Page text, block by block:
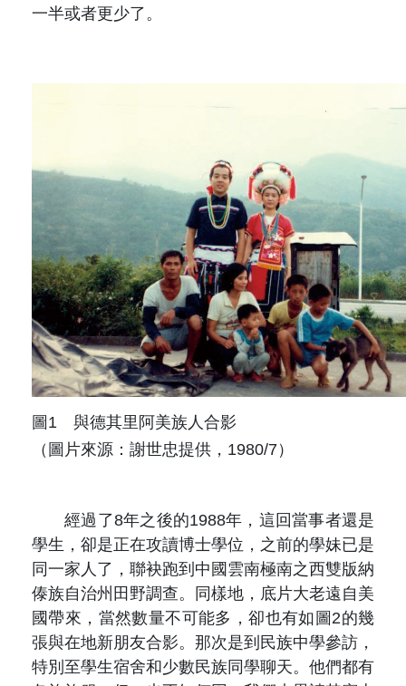
一半或者更少了。
圖1 與德其里阿美族人合影
（圖片來源：謝世忠提供，1980/7）
經過了8年之後的1988年，這回當事者還是
學生，卻是正在攻讀博士學位，之前的學妹已是
同一家人了，聯袂跑到中國雲南極南之西雙版納
傣族自治州田野調查。同樣地，底片大老遠自美
國帶來，當然數量不可能多，卻也有如圖2的幾
張與在地新朋友合影。那次是到民族中學參訪，
特別至學生宿舍和少數民族同學聊天。他們都有